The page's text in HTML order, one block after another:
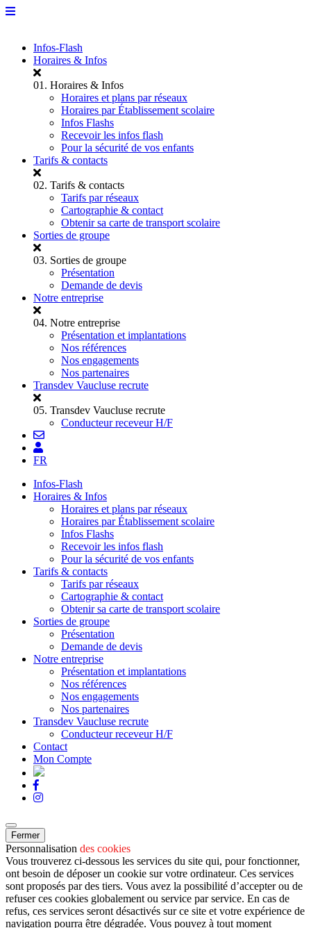
Infos-Flash
Horaires & Infos
01. Horaires & Infos
Horaires et plans par réseaux
Horaires par Établissement scolaire
Infos Flashs
Recevoir les infos flash
Pour la sécurité de vos enfants
Tarifs & contacts
02. Tarifs & contacts
Tarifs par réseaux
Cartographie & contact
Obtenir sa carte de transport scolaire
Sorties de groupe
03. Sorties de groupe
Présentation
Demande de devis
Notre entreprise
04. Notre entreprise
Présentation et implantations
Nos références
Nos engagements
Nos partenaires
Transdev Vaucluse recrute
05. Transdev Vaucluse recrute
Conducteur receveur H/F
FR
Infos-Flash
Horaires & Infos
Horaires et plans par réseaux
Horaires par Établissement scolaire
Infos Flashs
Recevoir les infos flash
Pour la sécurité de vos enfants
Tarifs & contacts
Tarifs par réseaux
Cartographie & contact
Obtenir sa carte de transport scolaire
Sorties de groupe
Présentation
Demande de devis
Notre entreprise
Présentation et implantations
Nos références
Nos engagements
Nos partenaires
Transdev Vaucluse recrute
Conducteur receveur H/F
Contact
Mon Compte
Fermer
Personnalisation des cookies
Vous trouverez ci-dessous les services du site qui, pour fonctionner,
ont besoin de déposer un cookie sur votre ordinateur. Ces services
sont proposés par des tiers. Vous avez la possibilité d’accepter ou de
refuser ces cookies globalement ou service par service. En cas de
refus, ces services seront désactivés sur ce site et votre expérience de
navigation pourra être dégradée. Vous pouvez à tout moment